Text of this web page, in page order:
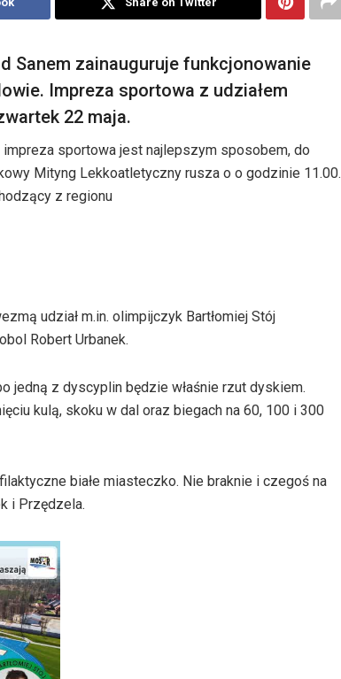
Sanem zainauguruje funkcjonowanie
Impreza sportowa z udziałem
22 maja.
sportowa jest najlepszym sposobem, do
Mityng Lekkoatletyczny rusza o o godzinie 11.00.
z regionu
udział m.in. olimpijczyk Bartłomiej Stój
Robert Urbanek.
jedną z dyscyplin będzie właśnie rzut dyskiem.
kulą, skoku w dal oraz biegach na 60, 100 i 300
białe miasteczko. Nie braknie i czegoś na
i Przędzela.